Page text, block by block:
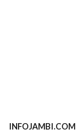
INFOJAMBI.COM